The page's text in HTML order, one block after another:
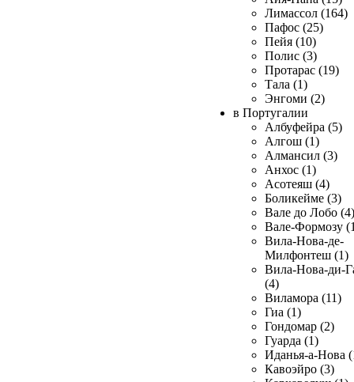
Лимассол (164)
Пафос (25)
Пейя (10)
Полис (3)
Протарас (19)
Тала (1)
Энгоми (2)
в Португалии
Албуфейра (5)
Алгош (1)
Алмансил (3)
Анхос (1)
Асотеяш (4)
Боликейме (3)
Вале до Лобо (4)
Вале-Формозу
Вила-Нова-де-
Милфонтеш (1)
Вила-Нова-ди-
(4)
Виламора (11)
Гиа (1)
Гондомар (2)
Гуарда (1)
Иданья-а-Нова
Кавоэйро (3)